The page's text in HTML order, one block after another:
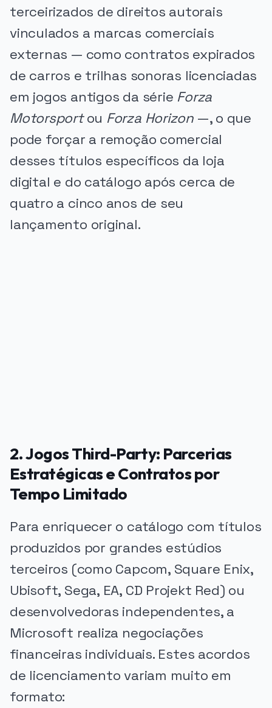
terceirizados de direitos autorais
vinculados a marcas comerciais
externas — como contratos expirados
de carros e trilhas sonoras licenciadas
em jogos antigos da série Forza
Motorsportou Forza Horizon—, o que
pode forçar a remoção comercial
desses títulos específicos da loja
digital e do catálogo após cerca de
quatro a cinco anos de seu
lançamento original.
2. Jogos Third-Party: Parcerias
Estratégicas e Contratos por
Tempo Limitado
Para enriquecer o catálogo com títulos
produzidos por grandes estúdios
terceiros (como Capcom, Square Enix,
Ubisoft, Sega, EA, CD Projekt Red) ou
desenvolvedoras independentes, a
Microsoft realiza negociações
financeiras individuais. Estes acordos
de licenciamento variam muito em
formato: